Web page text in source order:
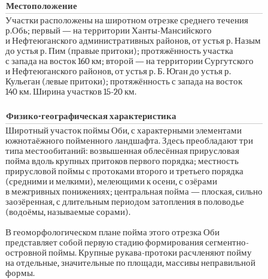
Местоположение
Участки расположены на широтном отрезке среднего течения
р.Обь; первый — на территории Ханты-Мансийского
и Нефтеюганского административных районов, от устья р. Назым
до устья р. Пим (правые притоки); протяжённость участка
с запада на восток 160 км; второй — на территории Сургутского
и Нефтеюганского районов, от устья р. Б. Юган до устья р.
Кульеган (левые притоки); протяжённость с запада на восток
140 км. Ширина участков15-20 км.
Физико-географическая характеристика
Широтный участок поймы Оби, с характерными элементами
южнотаёжного пойменного ландшафта. Здесь преобладают три
типа местообитаний: возвышенная облесённая прирусловая
пойма вдоль крупных притоков первого порядка; местность
прирусловой поймы с протоками второго и третьего порядка
(средними и мелкими), мелеющими к осени, с озёрами
в межгривных понижениях; центральная пойма — плоская, сильно
заозёренная, с длительным периодом затопления в половодье
(водоёмы, называемые сорами).
В геоморфологическом плане пойма этого отрезка Оби
представляет собой первую стадию формирования сегментно-
островной поймы. Крупные рукава-протоки расчленяют пойму
на отдельные, значительные по площади, массивы неправильной
формы.